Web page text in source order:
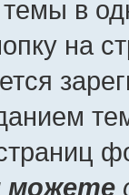
в
на
можете